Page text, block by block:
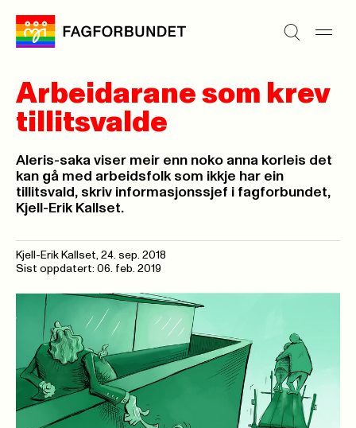
Arbeidarane som krev
tillitsvalde
Aleris-saka viser meir enn noko anna korleis det
kan gå med arbeidsfolk som ikkje har ein
tillitsvald, skriv informasjonssjef i fagforbundet,
Kjell-Erik Kallset.
Kjell-Erik Kallset, 24. sep. 2018
Sist oppdatert: 06. feb. 2019